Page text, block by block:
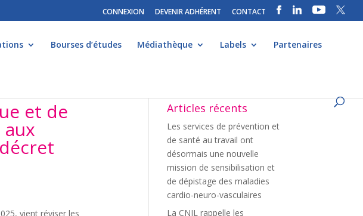
CONNEXION DEVENIR ADHÉRENT CONTACT
Bourses d’études Médiathèque Labels Partenaires
et de
aux
vient réviser les
Articles récents
Les services de prévention et
de santé au travail ont
désormais une nouvelle
mission de sensibilisation et
de dépistage des maladies
cardio-neuro-vasculaires
La CNIL rappelle les